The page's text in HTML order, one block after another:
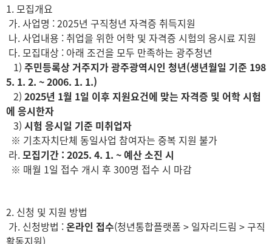
1. 모집개요
가. 사업명 : 2025년 구직청년 자격증 취득지원
나. 사업내용 : 취업을 위한 어학 및 자격증 시험의 응시료 지원
다. 모집대상 : 아래 조건을 모두 만족하는 광주청년
1) 주민등록상 거주지가 광주광역시인 청년(생년월일 기준 198
5. 1. 2. ~ 2006. 1. 1.)
2) 2025년 1월 1일 이후 지원요건에 맞는 자격증 및 어학 시험
에 응시한자
3) 시험 응시일 기준 미취업자
※ 기초자치단체 동일사업 참여자는 중복 지원 불가
라.모집기간 : 2025. 4. 1. ~ 예산 소진 시
※ 매월 1일 접수 개시 후 300명 접수 시 마감
2. 신청 및 지원 방법
가. 신청방법 :온라인 접수(청년통합플랫폼 > 일자리드림 > 구직
활동지원)